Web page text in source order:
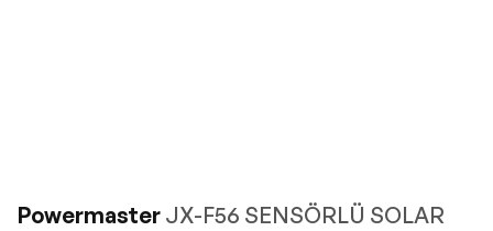
Powermaster JX-F56 SENSÖRLÜ SOLAR